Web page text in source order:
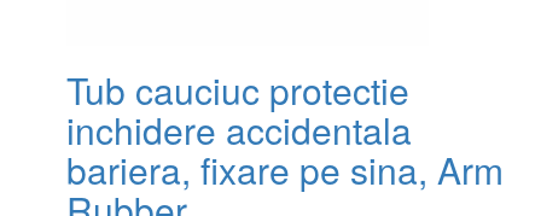
Tub cauciuc protectie
inchidere accidentala
bariera, fixare pe sina, Arm